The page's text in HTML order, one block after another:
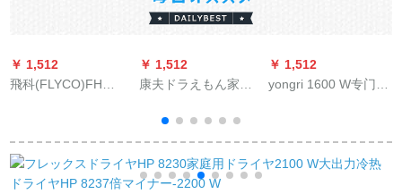
￥ 1,512
飛科(FLYCO)FH
イヤは、恒温1200 W
パドルホワイト+エア
マットを折り畳する
￥ 1,512
康夫ドラえもん家庭
2200 W冷热风マイナ
ミュート学生ドライ
ヤ筒恒温KF-3117白
￥ 1,512
yongri 1600 W专门ホ
イ専用ドライヤワイ
ト